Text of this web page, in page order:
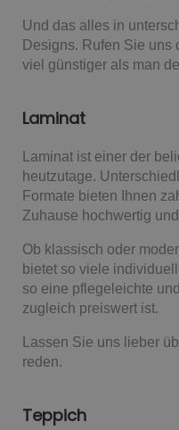
Und das alles in
Designs. Rufen Sie uns
viel günstiger als man
Laminat
Laminat ist einer der
heutzutage.
Formate bieten Ihnen
Zuhause hochwertig
Ob klassisch oder
bietet so viele
so eine pflegeleichte
zugleich preiswert ist.
Lassen Sie uns lieber
reden.
Teppich